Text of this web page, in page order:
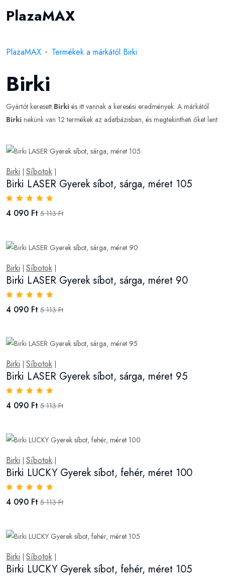
PlazaMAX
PlazaMAX Termékek a márkától Birki
Birki
Gyártót keresett Birki és itt vannak a keresési eredmények. A márkától
Birki nekünk van 12 termékek az adatbázisban, és megtekintheti őket lent.
Birki | Síbotok |
Birki LASER Gyerek síbot, sárga, méret 105
4 090 Ft 5 113 Ft
Birki | Síbotok |
Birki LASER Gyerek síbot, sárga, méret 90
4 090 Ft 5 113 Ft
Birki Síbotok
Birki LASER Gyerek síbot, sárga, méret 95
4 090 Ft 5 113 Ft
Birki Síbotok
Birki LUCKY Gyerek síbot, fehér, méret 100
4 090 Ft 5 113 Ft
Birki | Síbotok |
Birki LUCKY Gyerek síbot, fehér, méret 105